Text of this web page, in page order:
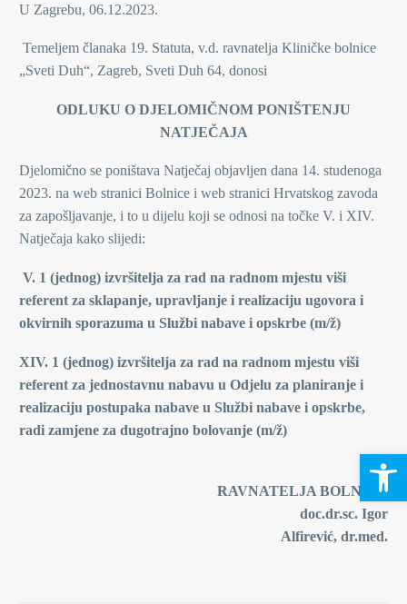
U Zagrebu, 06.12.2023.
Temeljem članaka 19. Statuta, v.d. ravnatelja Kliničke bolnice
„Sveti Duh“, Zagreb, Sveti Duh 64, donosi
ODLUKU O DJELOMIČNOM PONIŠTENJU
NATJEČAJA
Djelomično se poništava Natječaj objavljen dana 14. studenoga
2023. na web stranici Bolnice i web stranici Hrvatskog zavoda
za zapošljavanje, i to u dijelu koji se odnosi na točke V. i XIV.
Natječaja kako slijedi:
V. 1 (jednog) izvršitelja za rad na radnom mjestu viši
referent za sklapanje, upravljanje i realizaciju ugovora i
okvirnih sporazuma u Službi nabave i opskrbe (m/ž)
XIV. 1 (jednog) izvršitelja za rad na radnom mjestu viši
referent za jednostavnu nabavu u Odjelu za planiranje i
realizaciju postupaka nabave u Službi nabave i opskrbe,
radi zamjene za dugotrajno bolovanje (m/ž)
V.D.
RAVNATELJA BOLNICE
doc.dr.sc. Igor
Alfirević, dr.med.